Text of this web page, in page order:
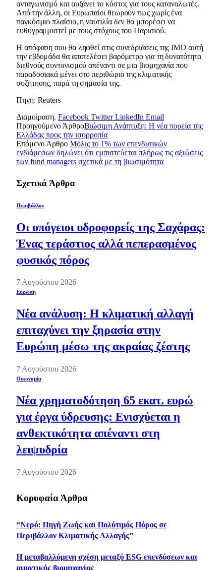
ανταγωνισμό και αυξάνει το κόστος για τους καταναλωτές.
Από την άλλη, οι Ευρωπαίοι θεωρούν πως χωρίς ένα
παγκόσμιο πλαίσιο, η ναυτιλία δεν θα μπορέσει να
ευθυγραμμιστεί με τους στόχους του Παρισιού.
Η απόφαση που θα ληφθεί στις συνεδριάσεις της IMO αυτή
την εβδομάδα θα αποτελέσει βαρόμετρο για τη δυνατότητα
διεθνούς συντονισμού απέναντι σε μια βιομηχανία που
παραδοσιακά μένει στο περιθώριο της κλιματικής
συζήτησης, παρά τη σημασία της.
Πηγή: Reuters
Διαμοίραση. Facebook Twitter LinkedIn Email
Προηγούμενο ΆρθροΒιώσιμη Ανάπτυξη: Η νέα πορεία της
Ελλάδας προς την ισορροπία
Επόμενο Άρθρο Μόλις το 1% των επενδυτικών
ενδιάμεσων δηλώνει ότι εμπιστεύεται πλήρως τις αξιώσεις
των fund managers σχετικά με τη βιωσιμότητα
Σχετικά Άρθρα
Περιβάλλον
Οι υπόγειοι υδροφορείς της Σαχάρας:
Ένας τεράστιος αλλά πεπερασμένος
φυσικός πόρος
7 Αυγούστου 2026
Ευρώπη
Νέα ανάλυση: Η κλιματική αλλαγή
επιταχύνει την ξηρασία στην
Ευρώπη μέσω της ακραίας ζέστης
7 Αυγούστου 2026
Οικονομία
Νέα χρηματοδότηση 65 εκατ. ευρώ
για έργα ύδρευσης: Ενισχύεται η
ανθεκτικότητα απέναντι στη
λειψυδρία
7 Αυγούστου 2026
Κορυφαία Άρθρα
“Νερό: Πηγή Ζωής και Πολύτιμός Πόρος σε
Περιβάλλον Κλιματικής Αλλαγής”
Η μεταβαλλόμενη σχέση μεταξύ ESG επενδύσεων και
αμυντικής βιομηχανίας